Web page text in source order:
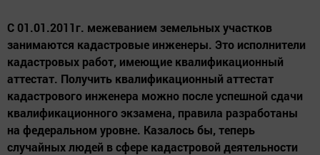
С 01.01.2011г. межеванием земельных участков
занимаются кадастровые инженеры. Это исполнители
кадастровых работ, имеющие квалификационный
аттестат. Получить квалификационный аттестат
кадастрового инженера можно после успешной сдачи
квалификационного экзамена, правила разработаны
на федеральном уровне. Казалось бы, теперь
случайных людей в сфере кадастровой деятельности